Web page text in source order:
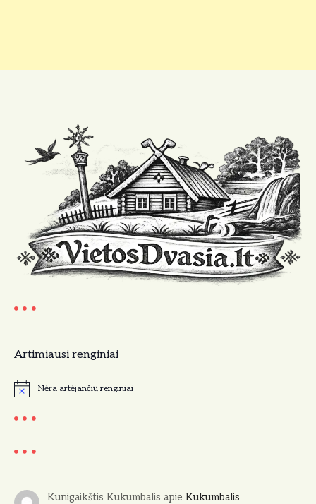
Artimiausi renginiai
N
t
e
Nėra artėjančių renginiai
Kunigaikštis Kukumbalis apie Kukumbalis